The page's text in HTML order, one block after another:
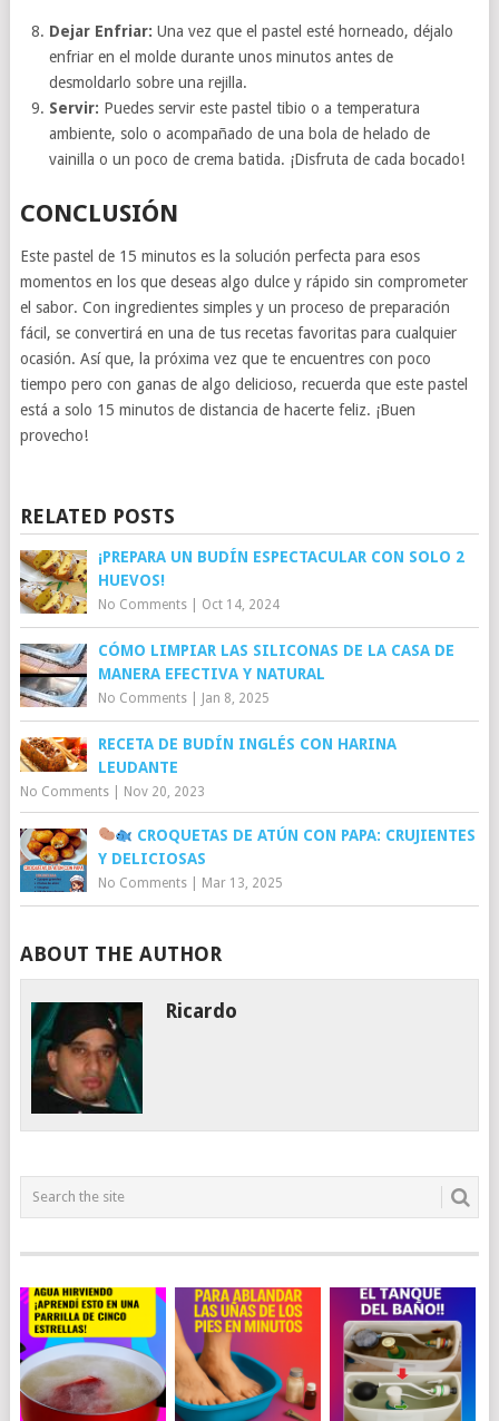
Dejar Enfriar: Una vez que el pastel esté horneado, déjalo
enfriar en el molde durante unos minutos antes de
desmoldarlo sobre una rejilla.
Servir: Puedes servir este pastel tibio o a temperatura
ambiente, solo o acompañado de una bola de helado de
vainilla o un poco de crema batida. ¡Disfruta de cada bocado!
CONCLUSIÓN
Este pastel de 15 minutos es la solución perfecta para esos
momentos en los que deseas algo dulce y rápido sin comprometer
el sabor. Con ingredientes simples y un proceso de preparación
fácil, se convertirá en una de tus recetas favoritas para cualquier
ocasión. Así que, la próxima vez que te encuentres con poco
tiempo pero con ganas de algo delicioso, recuerda que este pastel
está a solo 15 minutos de distancia de hacerte feliz. ¡Buen
provecho!
RELATED POSTS
¡PREPARA UN BUDÍN ESPECTACULAR CON SOLO 2
HUEVOS!
No Comments| Oct 14, 2024
CÓMO LIMPIAR LAS SILICONAS DE LA CASA DE
MANERA EFECTIVA Y NATURAL
No Comments| Jan 8, 2025
RECETA DE BUDÍN INGLÉS CON HARINA
LEUDANTE
No Comments| Nov 20, 2023
CROQUETAS DE ATÚN CON PAPA: CRUJIENTES
Y DELICIOSAS
No Comments| Mar 13, 2025
ABOUT THE AUTHOR
Ricardo